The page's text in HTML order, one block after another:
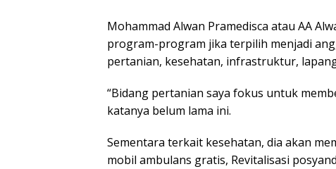
Mohammad Alwan Pramedisca atau AA
program-program jika terpilih menjadi
pertanian, kesehatan, infrastruktur,
“Bidang pertanian saya fokus untuk
katanya belum lama ini.
Sementara terkait kesehatan, dia akan
mobil ambulans gratis, Revitalisasi